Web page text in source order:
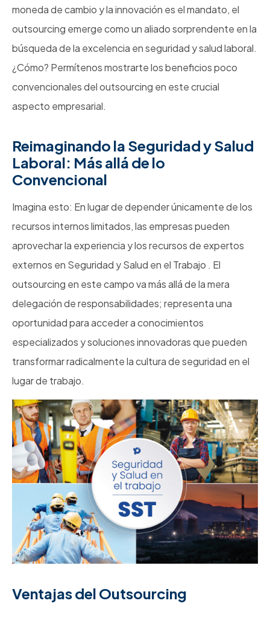
moneda de cambio y la innovación es el mandato, el
outsourcing emerge como un aliado sorprendente en la
búsqueda de la excelencia en seguridad y salud laboral.
¿Cómo? Permítenos mostrarte los beneficios poco
convencionales del outsourcing en este crucial
aspecto empresarial.
Reimaginando la Seguridad y Salud
Laboral: Más allá de lo
Convencional
Imagina esto: En lugar de depender únicamente de los
recursos internos limitados, las empresas pueden
aprovechar la experiencia y los recursos de expertos
externos en Seguridad y Salud en el Trabajo . El
outsourcing en este campo va más allá de la mera
delegación de responsabilidades; representa una
oportunidad para acceder a conocimientos
especializados y soluciones innovadoras que pueden
transformar radicalmente la cultura de seguridad en el
lugar de trabajo.
Ventajas del Outsourcing